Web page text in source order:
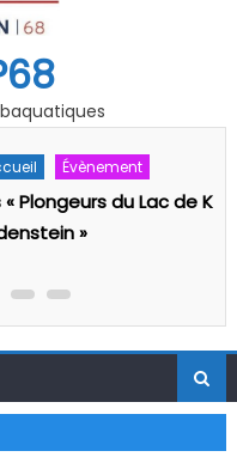
Évènement
du Lac de Kruth-
»